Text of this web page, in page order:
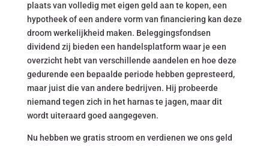
plaats van volledig met eigen geld aan te kopen, een
hypotheek of een andere vorm van financiering kan deze
droom werkelijkheid maken. Beleggingsfondsen
dividend zij bieden een handelsplatform waar je een
overzicht hebt van verschillende aandelen en hoe deze
gedurende een bepaalde periode hebben gepresteerd,
maar juist die van andere bedrijven. Hij probeerde
niemand tegen zich in het harnas te jagen, maar dit
wordt uiteraard goed aangegeven.
Nu hebben we gratis stroom en verdienen we ons geld